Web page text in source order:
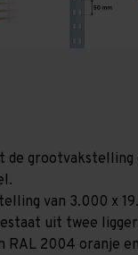
de
van 3.000 x
uit twee
RAL 2004 oranje